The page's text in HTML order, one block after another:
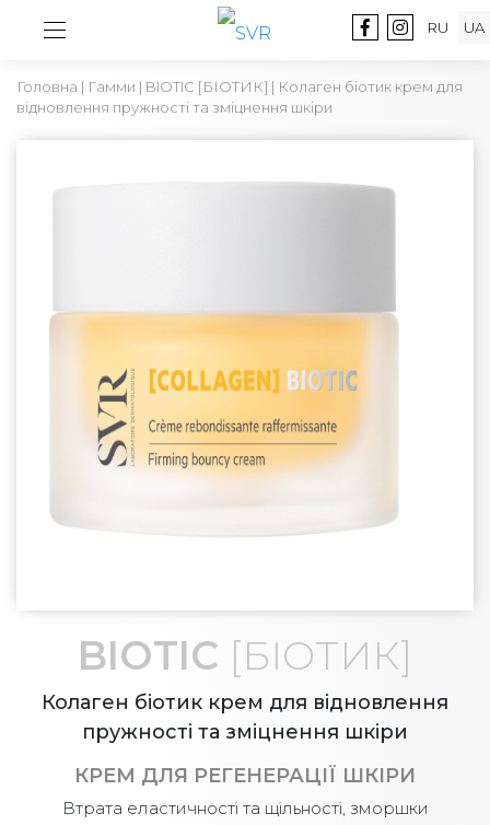
Головна | Гамми | BIOTIC [БІОТИК] | Колаген біотик крем для
відновлення пружності та зміцнення шкіри
BIOTIC [БІОТИК]
Колаген біотик крем для відновлення
пружності та зміцнення шкіри
КРЕМ ДЛЯ РЕГЕНЕРАЦІЇ ШКІРИ
Втрата еластичності та щільності, зморшки
RU UA